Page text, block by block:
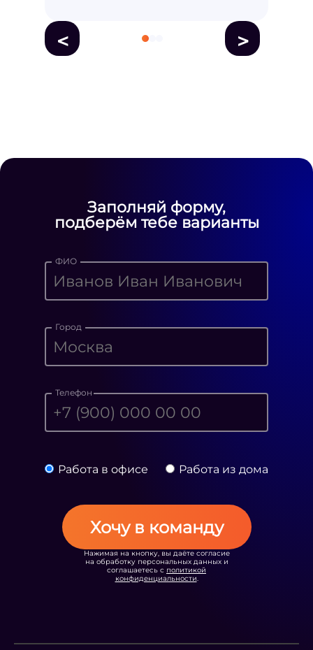
< >
Заполняй форму,
подберём тебе варианты
ФИО
Город
Телефон
Работа в офисе Работа из дома
Хочу в команду
Нажимая на кнопку, вы даёте согласие
на обработку персональных данных и
соглашаетесь с политикой
конфиденциальности.